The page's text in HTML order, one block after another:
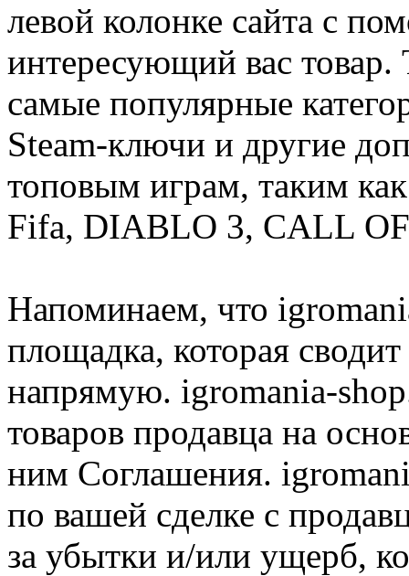
левой колонке сайта с
интересующий вас
самые популярные
Steam-ключи и другие
топовым играм, таким
Fifa, DIABLO 3, CALL
Напоминаем, что
площадка, которая
напрямую. igromania-
товаров продавца на
ним Соглашения.
по вашей сделке с
за убытки и/или ущерб,